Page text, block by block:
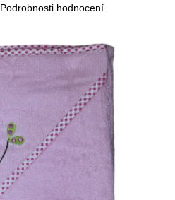
Podrobnosti hodnocení